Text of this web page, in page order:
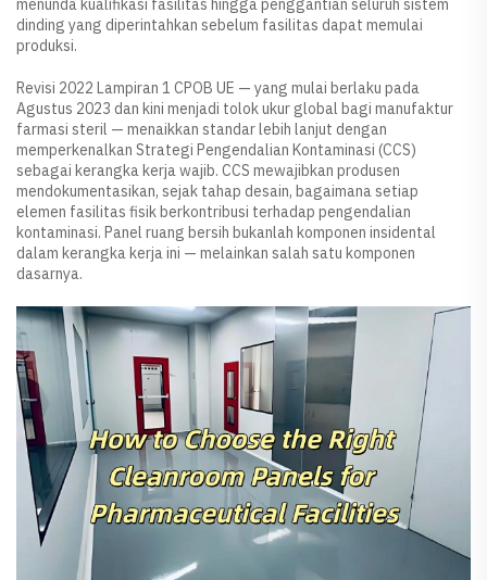
menunda kualifikasi fasilitas hingga penggantian seluruh sistem
dinding yang diperintahkan sebelum fasilitas dapat memulai
produksi.
Revisi 2022 Lampiran 1 CPOB UE — yang mulai berlaku pada
Agustus 2023 dan kini menjadi tolok ukur global bagi manufaktur
farmasi steril — menaikkan standar lebih lanjut dengan
memperkenalkan Strategi Pengendalian Kontaminasi (CCS)
sebagai kerangka kerja wajib. CCS mewajibkan produsen
mendokumentasikan, sejak tahap desain, bagaimana setiap
elemen fasilitas fisik berkontribusi terhadap pengendalian
kontaminasi. Panel ruang bersih bukanlah komponen insidental
dalam kerangka kerja ini — melainkan salah satu komponen
dasarnya.